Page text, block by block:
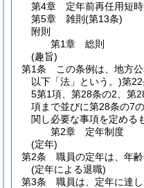
第4章
定年前再任用短
第5章
雑則 (第13条)
附則
第1章
総則
(趣旨)
第1条
この条例は、地方
以下「法」という。)第
5第1項、第28条の2、第
項まで並びに第28条の7
関し必要な事項を定める
第2章
定年制度
(定年)
第2条
職員の定年は、年齢
(定年による退職)
第3条
職員は、定年に達